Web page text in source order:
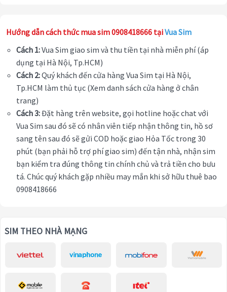
Hướng dẫn cách thức mua sim 0908418666 tạiVua Sim
Cách 1:Vua Sim giao sim và thu tiền tại nhà miễn phí (áp
dụng tại Hà Nội, Tp.HCM)
Cách 2:Quý khách đến cửa hàng Vua Sim tại Hà Nội,
Tp.HCM làm thủ tục (Xem danh sách cửa hàng ở chân
trang)
Cách 3:Đặt hàng trên website, gọi hotline hoặc chat với
Vua Sim sau đó sẽ có nhân viên tiếp nhận thông tin, hồ sơ
sang tên sau đó sẽ gửi COD hoặc giao Hỏa Tốc trong 30
phút (bạn phải hỗ trợ phí giao sim) đến tận nhà, nhận sim
bạn kiểm tra đúng thông tin chính chủ và trả tiền cho bưu
tá. Chúc quý khách gặp nhiều may mắn khi sở hữu thuê bao
0908418666
SIM THEO NHÀ MẠNG